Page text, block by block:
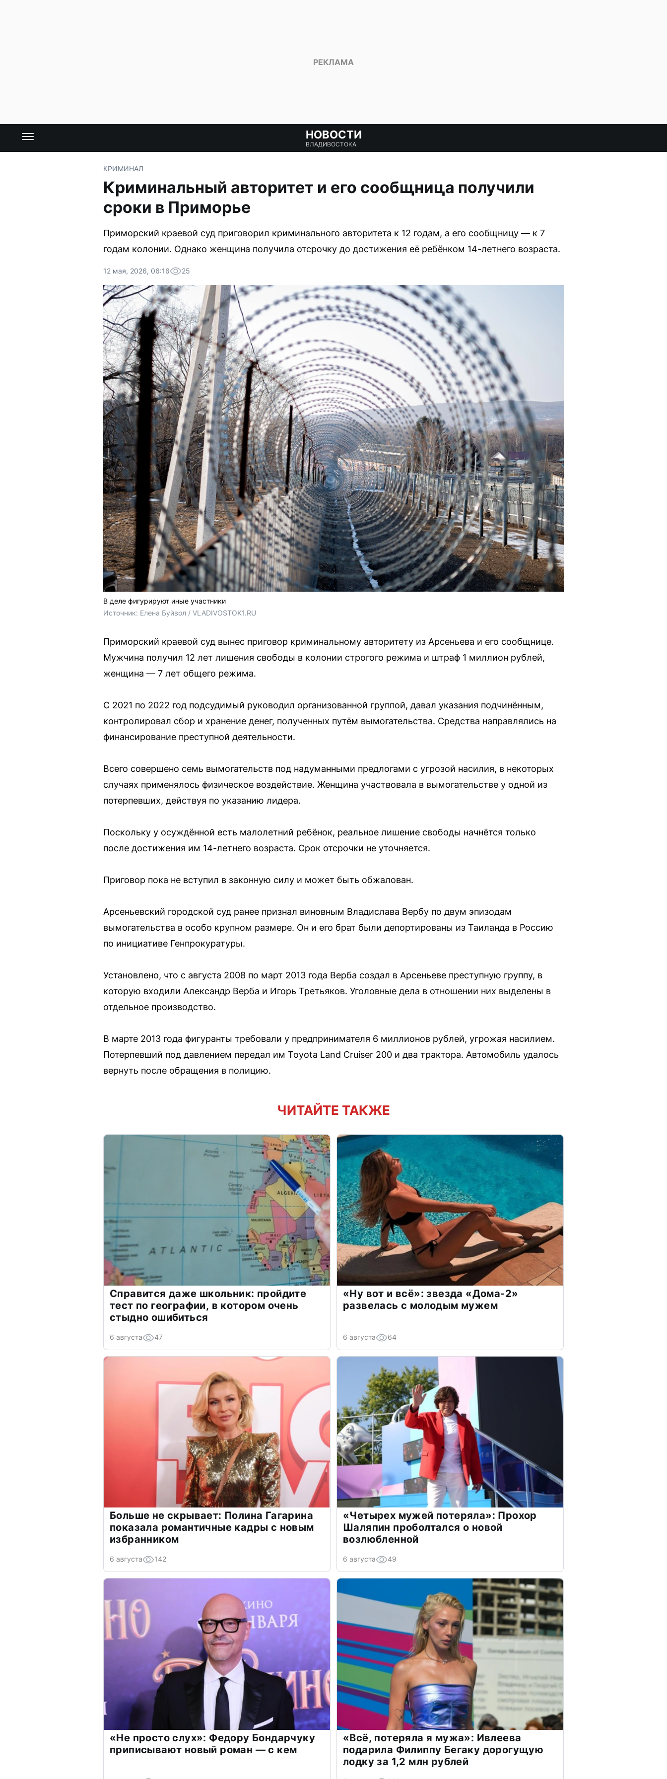
НОВОСТИ
ВЛАДИВОСТОКА
КРИМИНАЛ
Криминальный авторитет и его сообщница получили
сроки в Приморье
Приморский краевой суд приговорил криминального авторитета к 12 годам, а его сообщницу — к 7
годам колонии. Однако женщина получила отсрочку до достижения её ребёнком 14-летнего возраста.
12 мая, 2026, 06:16 25
В деле фигурируют иные участники
Источник: Елена Буйвол / VLADIVOSTOK1.RU
Приморский краевой суд вынес приговор криминальному авторитету из Арсеньева и его сообщнице.
Мужчина получил 12 лет лишения свободы в колонии строгого режима и штраф 1 миллион рублей,
женщина — 7 лет общего режима.
С 2021 по 2022 год подсудимый руководил организованной группой, давал указания подчинённым,
контролировал сбор и хранение денег, полученных путём вымогательства. Средства направлялись на
финансирование преступной деятельности.
Всего совершено семь вымогательств под надуманными предлогами с угрозой насилия, в некоторых
случаях применялось физическое воздействие. Женщина участвовала в вымогательстве у одной из
потерпевших, действуя по указанию лидера.
Поскольку у осуждённой есть малолетний ребёнок, реальное лишение свободы начнётся только
после достижения им 14-летнего возраста. Срок отсрочки не уточняется.
Приговор пока не вступил в законную силу и может быть обжалован.
Арсеньевский городской суд ранее признал виновным Владислава Вербу по двум эпизодам
вымогательства в особо крупном размере. Он и его брат были депортированы из Таиланда в Россию
по инициативе Генпрокуратуры.
Установлено, что с августа 2008 по март 2013 года Верба создал в Арсеньеве преступную группу, в
которую входили Александр Верба и Игорь Третьяков. Уголовные дела в отношении них выделены в
отдельное производство.
В марте 2013 года фигуранты требовали у предпринимателя 6 миллионов рублей, угрожая насилием.
Потерпевший под давлением передал им Toyota Land Cruiser 200 и два трактора. Автомобиль удалось
вернуть после обращения в полицию.
ЧИТАЙТЕ ТАКЖЕ
Справится даже школьник: пройдите
тест по географии, в котором очень
стыдно ошибиться
6 августа 47
«Ну вот и всё»: звезда «Дома-2»
развелась с молодым мужем
6 августа 64
Больше не скрывает: Полина Гагарина
показала романтичные кадры с новым
избранником
6 августа 142
«Четырех мужей потеряла»: Прохор
Шаляпин проболтался о новой
возлюбленной
6 августа 49
«Не просто слух»: Федору Бондарчуку
приписывают новый роман — с кем
«Всё, потеряла я мужа»: Ивлеева
подарила Филиппу Бегаку дорогущую
лодку за 1,2 млн рублей